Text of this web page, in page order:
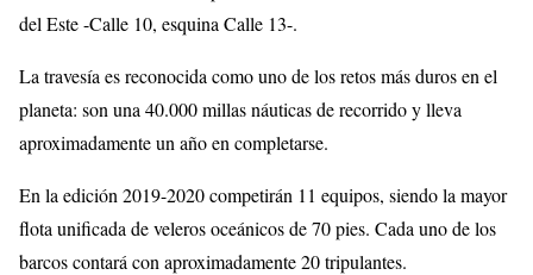
del Este -Calle 10, esquina Calle 13-.
La travesía es reconocida como uno de los retos más duros en el
planeta: son una 40.000 millas náuticas de recorrido y lleva
aproximadamente un año en completarse.
En la edición 2019-2020 competirán 11 equipos, siendo la mayor
flota unificada de veleros oceánicos de 70 pies. Cada uno de los
barcos contará con aproximadamente 20 tripulantes.